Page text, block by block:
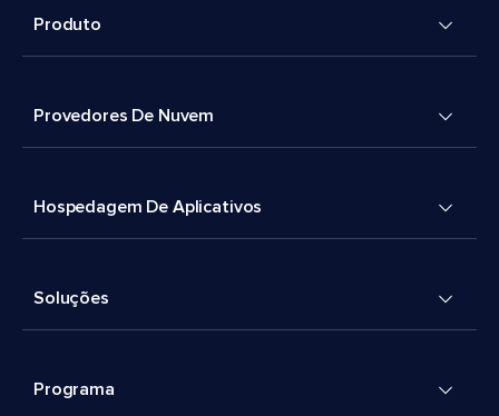
Produto
Provedores De Nuvem
Hospedagem De Aplicativos
Soluções
Programa